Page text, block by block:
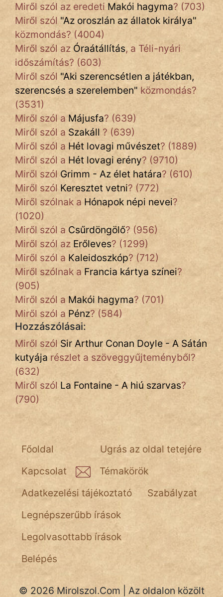
Miről szól az eredetiMakói hagyma? (703)
Miről szól"Az oroszlán az állatok királya"
közmondás? (4004)
Miről szól az Óraátállítás, a Téli-nyári
időszámítás? (603)
Miről szól "Aki szerencsétlen a játékban,
szerencsés a szerelemben" közmondás?
(3531)
Miről szól a Májusfa? (639)
Miről szól a Szakáll ? (639)
Miről szól a Hét lovagi művészet? (1889)
Miről szól a Hét lovagi erény? (9710)
Miről szól Grimm - Az élet határa? (610)
Miről szól Keresztet vetni? (772)
Miről szólnak a Hónapok népi nevei?
(1020)
Miről szól a Csűrdöngölő? (956)
Miről szól az Erőleves? (1299)
Miről szól a Kaleidoszkóp? (712)
Miről szólnak a Francia kártya színei?
(905)
Miről szól a Makói hagyma? (701)
Miről szól a Pénz? (584)
Hozzászólásai:
Miről szól Sir Arthur Conan Doyle - A Sátán
kutyája részlet a szöveggyűjteményből?
(632)
Miről szól La Fontaine - A hiú szarvas?
(790)
Ugrás az oldal tetejére
Főoldal
Kapcsolat
Témakörök
Adatkezelési tájékoztató
Szabályzat
Legnépszerűbb írások
Legolvasottabb írások
Belépés
© 2026 Mirolszol.Com | Az oldalon közölt